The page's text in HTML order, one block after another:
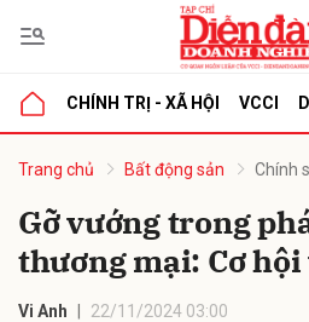
CHÍNH TRỊ - XÃ HỘI VCCI
Trang chủ Bất động sản Chính
Gỡ vướng trong
thương mại: Cơ
Vi Anh 22/11/2024 03:00
luận